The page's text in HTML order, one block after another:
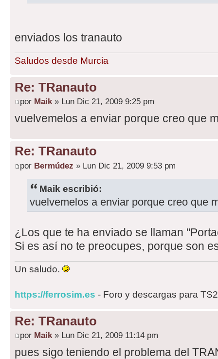
enviados los tranauto
Saludos desde Murcia
Re: TRanauto
por Maik» Lun Dic 21, 2009 9:25 pm
vuelvemelos a enviar porque creo que
Re: TRanauto
por Bermúdez » Lun Dic 21, 2009 9:53 pm
Maik escribió:
vuelvemelos a enviar porque creo que
¿Los que te ha enviado se llaman
Si es así no te preocupes, porque son
Un saludo.
https://ferrosim.es - Foro y descargas para
Re: TRanauto
por Maik» Lun Dic 21, 2009 11:14 pm
pues sigo teniendo el problema del